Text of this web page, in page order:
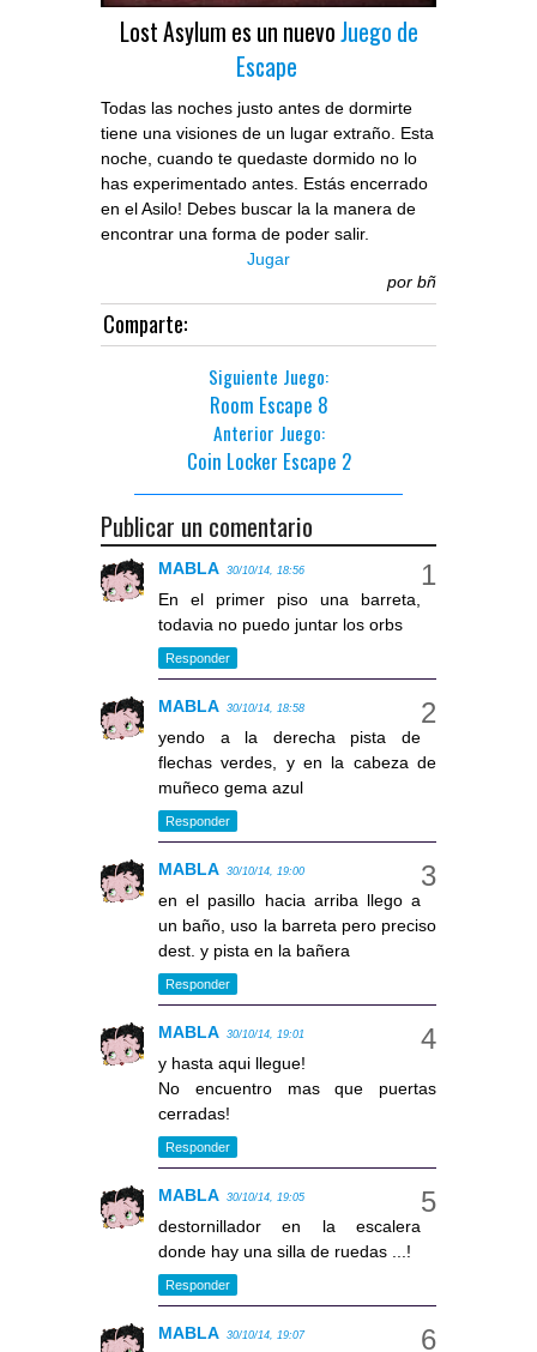
Lost Asylum es un nuevoJuego de
Escape
Todas las noches justo antes de dormirte
tiene una visiones de un lugar extraño. Esta
noche, cuando te quedaste dormido no lo
has experimentado antes. Estás encerrado
en el Asilo! Debes buscar la la manera de
encontrar una forma de poder salir.
Jugar
por bñ
Comparte:
Siguiente Juego:
Room Escape 8
Anterior Juego:
Coin Locker Escape 2
Publicar un comentario
MABLA 30/10/14, 18:56
En el primer piso una barreta,
todavia no puedo juntar los orbs
Responder
MABLA 30/10/14, 18:58
yendo a la derecha pista de
flechas verdes, y en la cabeza de
muñeco gema azul
Responder
MABLA 30/10/14, 19:00
en el pasillo hacia arriba llego a
un baño, uso la barreta pero preciso
dest. y pista en la bañera
Responder
MABLA 30/10/14, 19:01
y hasta aqui llegue!
No encuentro mas que puertas
cerradas!
Responder
MABLA 30/10/14, 19:05
destornillador en la escalera
donde hay una silla de ruedas ...!
Responder
MABLA 30/10/14, 19:07